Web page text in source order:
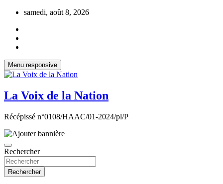
Aller
contenu
samedi, août 8, 2026
Menu responsive
La Voix de la Nation
Récépissé n°0108/HAAC/01-2024/pl/P
Rechercher
Rechercher